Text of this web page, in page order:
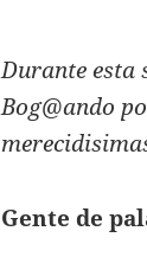
Durante esta
Bog@ando
Gente de